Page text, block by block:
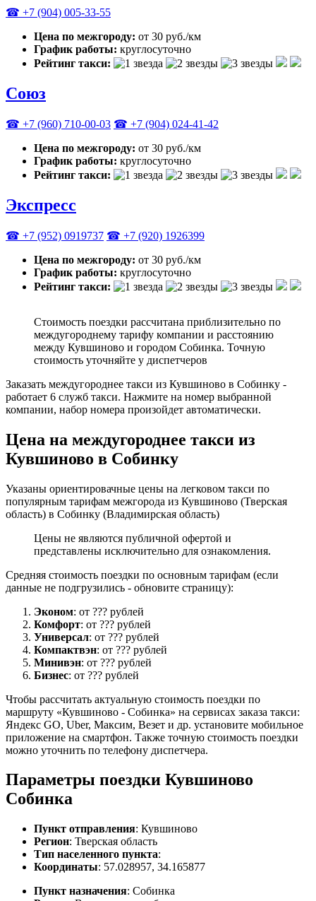
☎ +7 (904) 005-33-55
Цена по межгороду: от 30 руб./км
График работы: круглосуточно
Рейтинг такси:
Союз
☎ +7 (960) 710-00-03 ☎ +7 (904) 024-41-42
Цена по межгороду: от 30 руб./км
График работы: круглосуточно
Рейтинг такси:
Экспресс
☎ +7 (952) 0919737 ☎ +7 (920) 1926399
Цена по межгороду: от 30 руб./км
График работы: круглосуточно
Рейтинг такси:
Стоимость поездки рассчитана приблизительно по
междугороднему тарифу компании и расстоянию
между Кувшиново и городом Собинка. Точную
стоимость уточняйте у диспетчеров
Заказать междугороднее такси из Кувшиново в Собинку -
работает 6 служб такси. Нажмите на номер выбранной
компании, набор номера произойдет автоматически.
Цена на междугороднее такси из
Кувшиново в Собинку
Указаны ориентировачные цены на легковом такси по
популярным тарифам межгорода из Кувшиново (Тверская
область) в Собинку (Владимирская область)
Цены не являются публичной офертой и
представлены исключительно для ознакомления.
Средняя стоимость поездки по основным тарифам (если
данные не подгрузились - обновите страницу):
Эконом: от ??? рублей
Комфорт: от ??? рублей
Универсал: от ??? рублей
Компактвэн: от ??? рублей
Минивэн: от ??? рублей
Бизнес: от ??? рублей
Чтобы рассчитать актуальную стоимость поездки по
маршруту «Кувшиново - Собинка» на сервисах заказа такси:
Яндекс GO, Uber, Максим, Везет и др. установите мобильное
приложение на смартфон. Также точную стоимость поездки
можно уточнить по телефону диспетчера.
Параметры поездки Кувшиново
Собинка
Пункт отправления: Кувшиново
Регион: Тверская область
Тип населенного пункта:
Координаты: 57.028957, 34.165877
Пункт назначения: Собинка